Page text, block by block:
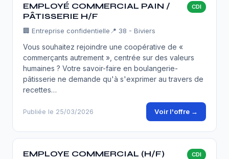
EMPLOYÉ COMMERCIAL PAIN /
PÂTISSERIE H/F
CDI
🏢 Entreprise confidentielle 📍 38 - Biviers
Vous souhaitez rejoindre une coopérative de «
commerçants autrement », centrée sur des valeurs
humaines ? Votre savoir-faire en boulangerie-
pâtisserie ne demande qu'à s'exprimer au travers de
recettes…
Publiée le 25/03/2026 Voir l'offre →
EMPLOYE COMMERCIAL (H/F) CDI